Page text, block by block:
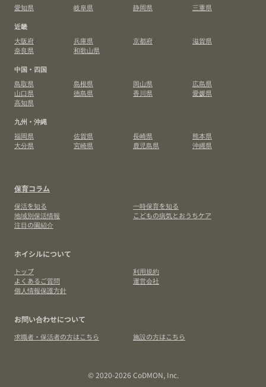
愛知県
岐阜県 静岡県
三重県
近畿
大阪府
兵庫県 京都府
滋賀県
奈良県
和歌山県
中国・四国
鳥取県
島根県 岡山県
広島県
山口県
徳島県 香川県
愛媛県
高知県
九州・沖縄
福岡県
佐賀県 長崎県
熊本県
大分県
宮崎県 鹿児島県 沖縄県
保育コラム
保活を知る
一時保育を知る
地域別保活情報
こどもの病気とおうちケア
注目の園紹介
ホイシルについて
トップ
利用規約
よくあるご質問
運営会社
個人情報保護方針
お問い合わせについて
求職者・保活者の方はこちら 施設の方はこちら
© 2020-2026 CoDMON, Inc.